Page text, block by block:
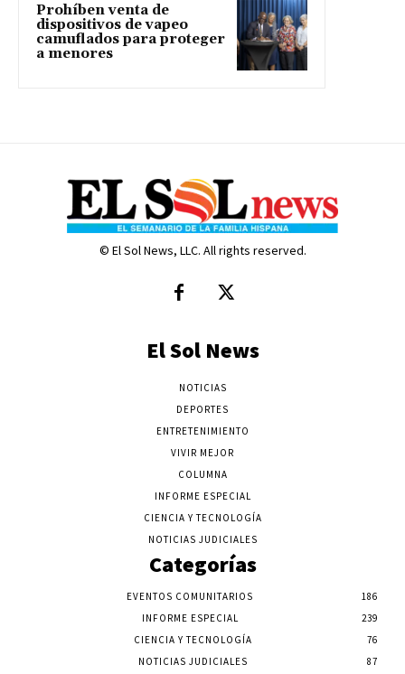
Prohíben venta de
dispositivos de vapeo
camuflados para proteger
a menores
© El Sol News, LLC. All rights reserved.
El Sol News
NOTICIAS
DEPORTES
ENTRETENIMIENTO
VIVIR MEJOR
COLUMNA
INFORME ESPECIAL
CIENCIA Y TECNOLOGÍA
NOTICIAS JUDICIALES
Categorías
EVENTOS COMUNITARIOS
186
INFORME ESPECIAL
239
CIENCIA Y TECNOLOGÍA
76
NOTICIAS JUDICIALES
87